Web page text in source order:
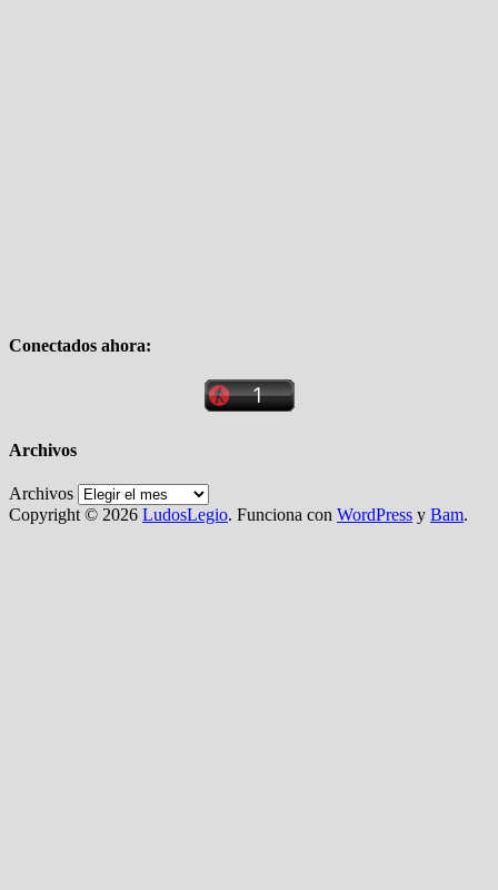
Conectados ahora:
Archivos
Archivos
Copyright © 2026 LudosLegio. Funciona con WordPress y Bam.